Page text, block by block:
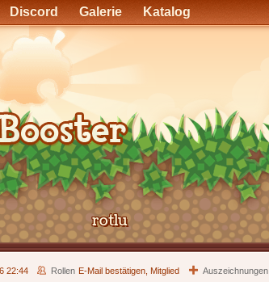
Discord Galerie Katalog
rotlu
22:44 Rollen E-Mail bestätigen, Mitglied Auszeichnungen